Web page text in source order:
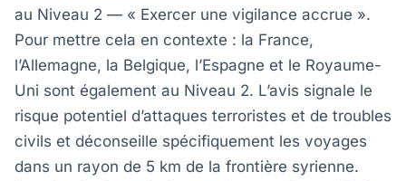
au Niveau 2 — « Exercer une vigilance accrue ».
Pour mettre cela en contexte : la France,
l’Allemagne, la Belgique, l’Espagne et le Royaume-
Uni sont également au Niveau 2. L’avis signale le
risque potentiel d’attaques terroristes et de troubles
civils et déconseille spécifiquement les voyages
dans un rayon de 5 km de la frontière syrienne.